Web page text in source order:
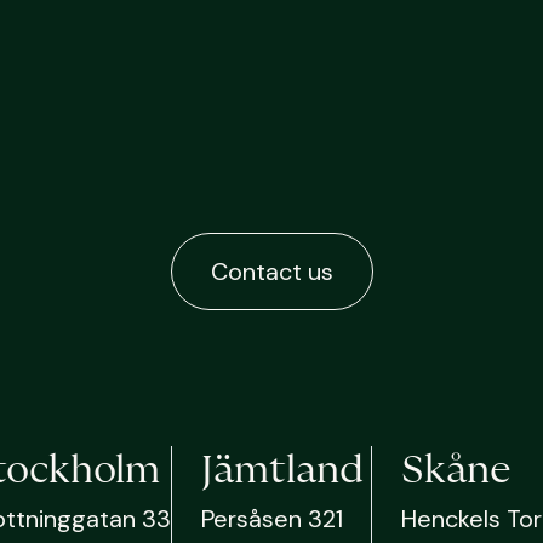
Contact us
33
Jämtland
Persåsen 321
Skåne
Henckels